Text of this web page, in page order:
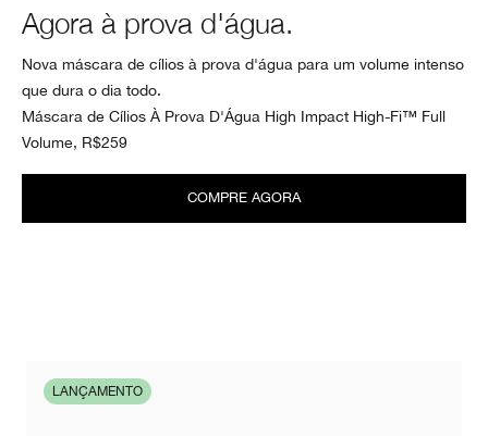
Agora à prova d'água.
Nova máscara de cílios à prova d'água para um volume intenso
que dura o dia todo.
Máscara de Cílios À Prova D'Água High Impact High-Fi™ Full
Volume, R$259
COMPRE AGORA
LANÇAMENTO